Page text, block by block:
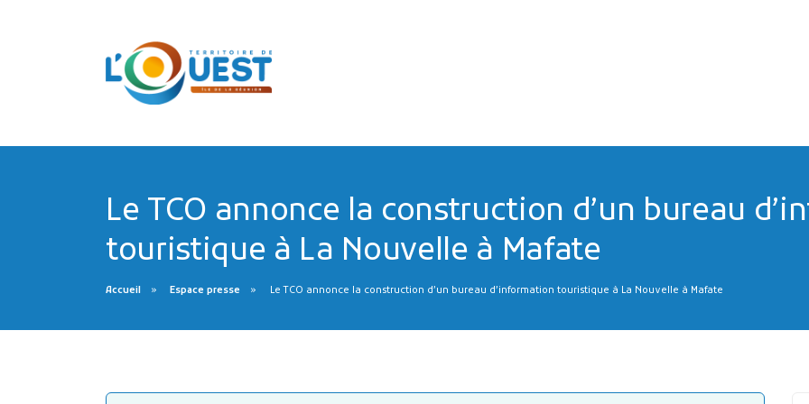
Le TCO annonce la construction d’un bureau
touristique à La Nouvelle à Mafate
Accueil Espace presse Le TCO annonce la construction d’un bureau d’information touristique à La Nouvelle à Mafate